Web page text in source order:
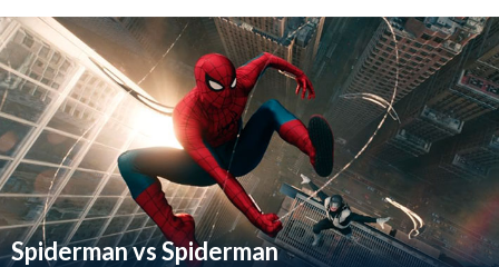
Spiderman vs Spiderman